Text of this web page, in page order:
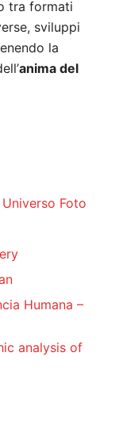
tra formati
sviluppi
la
anima del
Foto
Humana –
analysis of